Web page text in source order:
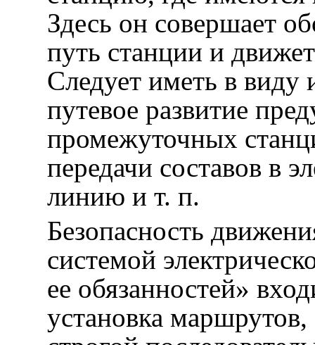
Здесь он совершает
путь станции и
Следует иметь в виду
путевое развитие
промежуточных
передачи составов в
линию и т. п.
Безопасность
системой
ее обязанностей»
установка